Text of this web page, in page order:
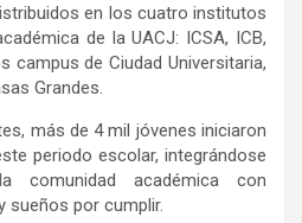
en los cuatro institutos
de la UACJ: ICSA, ICB,
campus de Ciudad Universitaria,
Grandes.
más de 4 mil jóvenes iniciaron
periodo escolar, integrándose
académica con
sueños por cumplir.